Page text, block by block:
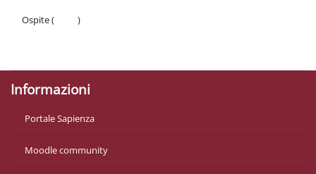
Ospite (
)
Informazioni
Portale Sapienza
Moodle community